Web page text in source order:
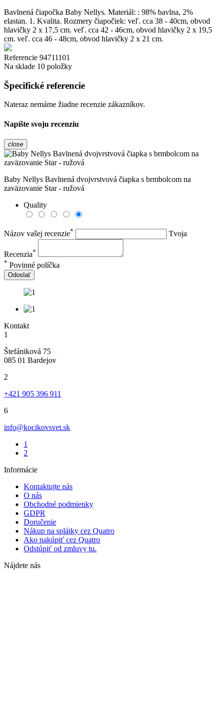
Bavlnená čiapočka Baby Nellys. Materiál: : 98% bavlna, 2%
elastan. 1. Kvalita. Rozmery čiapočiek: veľ. cca 38 - 40cm, obvod
hlavičky 2 x 17,5 cm. veľ. cca 42 - 46cm, obvod hlavičky 2 x 19,5
cm. veľ. cca 46 - 48cm, obvod hlavičky 2 x 21 cm.
Referencie 94711101
Na sklade 10 položky
Špecifické referencie
Nateraz nemáme žiadne recenzie zákazníkov.
Napíšte svoju recenziu
close
Baby Nellys Bavlnená dvojvrstvová čiapka s brmbolcom na
zaväzovanie Star - ružová
Quality
Názov vašej recenzie* Tvoja
Recenzia*
* Povinné políčka
Odoslať
Kontakt
1
Štefániková 75
085 01 Bardejov
2
+421 905 396 911
6
info@kocikovsvet.sk
1
2
Informácie
Kontaktujte nás
O nás
Obchodné podmienky
GDPR
Doručenie
Nákup na splátky cez Quatro
Ako nakúpiť cez Quatro
Odstúpiť od zmluvy tu.
Nájdete nás